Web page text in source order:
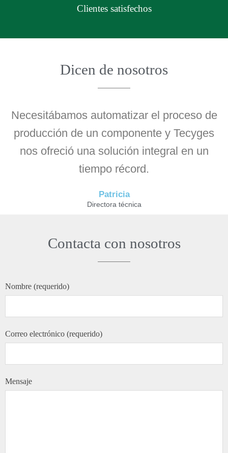
Clientes satisfechos
Dicen de nosotros
Necesitábamos automatizar el proceso de
producción de un componente y Tecyges
nos ofreció una solución integral en un
tiempo récord.
Patricia
Directora técnica
Contacta con nosotros
Nombre (requerido)
Correo electrónico (requerido)
Mensaje